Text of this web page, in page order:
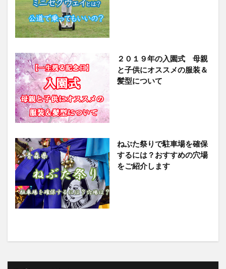
２０１９年の入園式 母親
と子供にオススメの服装＆
髪型について
ねぶた祭りで駐車場を確保
するには？おすすめの穴場
をご紹介します